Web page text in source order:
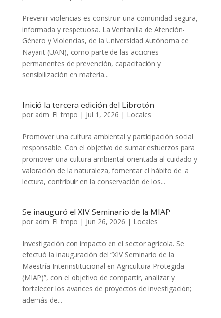
Prevenir violencias es construir una comunidad segura,
informada y respetuosa. La Ventanilla de Atención-
Género y Violencias, de la Universidad Autónoma de
Nayarit (UAN), como parte de las acciones
permanentes de prevención, capacitación y
sensibilización en materia...
Inició la tercera edición del Librotón
por adm_El_tmpo | Jul 1, 2026 | Locales
Promover una cultura ambiental y participación social
responsable. Con el objetivo de sumar esfuerzos para
promover una cultura ambiental orientada al cuidado y
valoración de la naturaleza, fomentar el hábito de la
lectura, contribuir en la conservación de los...
Se inauguró el XIV Seminario de la MIAP
por adm_El_tmpo | Jun 26, 2026 | Locales
Investigación con impacto en el sector agrícola. Se
efectuó la inauguración del “XIV Seminario de la
Maestría Interinstitucional en Agricultura Protegida
(MIAP)”, con el objetivo de compartir, analizar y
fortalecer los avances de proyectos de investigación;
además de...